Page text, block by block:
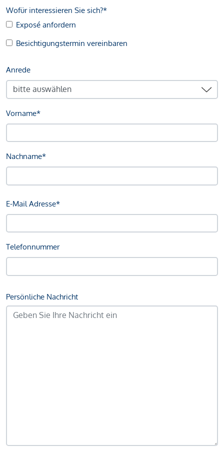
Wofür interessieren Sie sich?*
Exposé anfordern
Besichtigungstermin vereinbaren
Anrede
Vorname*
Nachname*
E-Mail Adresse*
Telefonnummer
Persönliche Nachricht